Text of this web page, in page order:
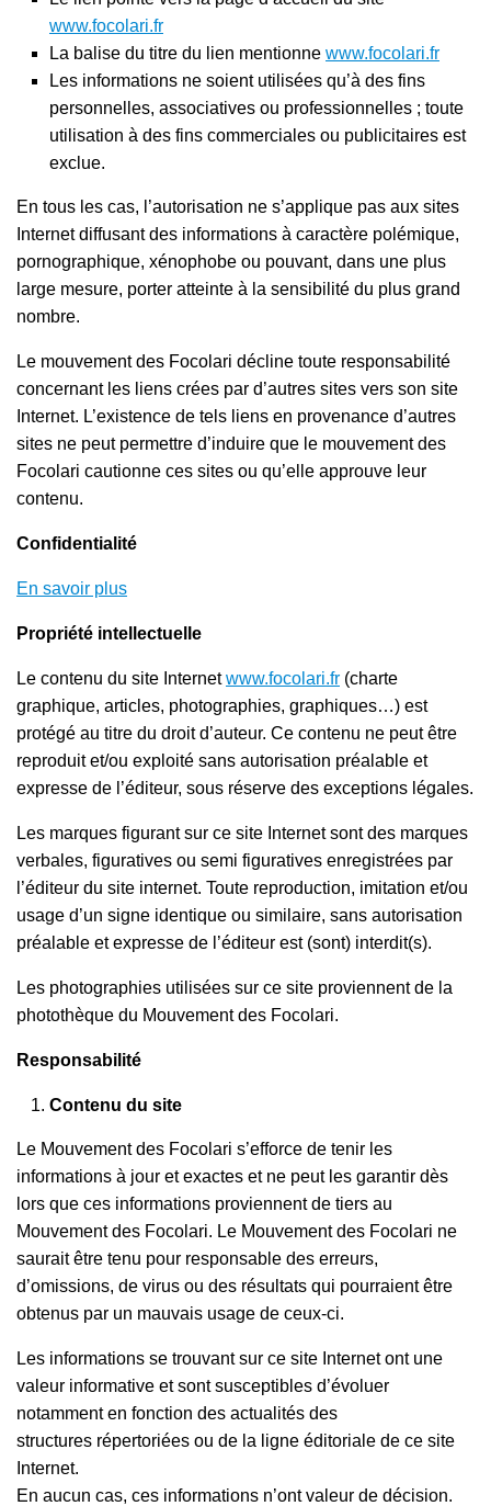
www.focolari.fr
La balise du titre du lien mentionne www.focolari.fr
Les informations ne soient utilisées qu’à des fins
personnelles, associatives ou professionnelles ; toute
utilisation à des fins commerciales ou publicitaires est
exclue.
En tous les cas, l’autorisation ne s’applique pas aux sites
Internet diffusant des informations à caractère polémique,
pornographique, xénophobe ou pouvant, dans une plus
large mesure, porter atteinte à la sensibilité du plus grand
nombre.
Le mouvement des Focolari décline toute responsabilité
concernant les liens crées par d’autres sites vers son site
Internet. L’existence de tels liens en provenance d’autres
sites ne peut permettre d’induire que le mouvement des
Focolari cautionne ces sites ou qu’elle approuve leur
contenu.
Confidentialité
En savoir plus
Propriété intellectuelle
Le contenu du site Internetwww.focolari.fr (charte
graphique, articles, photographies, graphiques…) est
protégé au titre du droit d’auteur. Ce contenu ne peut être
reproduit et/ou exploité sans autorisation préalable et
expresse de l’éditeur, sous réserve des exceptions légales.
Les marques figurant sur ce site Internet sont des marques
verbales, figuratives ou semi figuratives enregistrées par
l’éditeur du site internet. Toute reproduction, imitation et/ou
usage d’un signe identique ou similaire, sans autorisation
préalable et expresse de l’éditeur est (sont) interdit(s).
Les photographies utilisées sur ce site proviennent de la
photothèque du Mouvement des Focolari.
Responsabilité
Contenu du site
Le Mouvement des Focolari s’efforce de tenir les
informations à jour et exactes et ne peut les garantir dès
lors que ces informations proviennent de tiers au
Mouvement des Focolari. Le Mouvement des Focolari ne
saurait être tenu pour responsable des erreurs,
d’omissions, de virus ou des résultats qui pourraient être
obtenus par un mauvais usage de ceux-ci.
Les informations se trouvant sur ce site Internet ont une
valeur informative et sont susceptibles d’évoluer
notamment en fonction des actualités des
structures répertoriées ou de la ligne éditoriale de ce site
Internet.
En aucun cas, ces informations n’ont valeur de décision.